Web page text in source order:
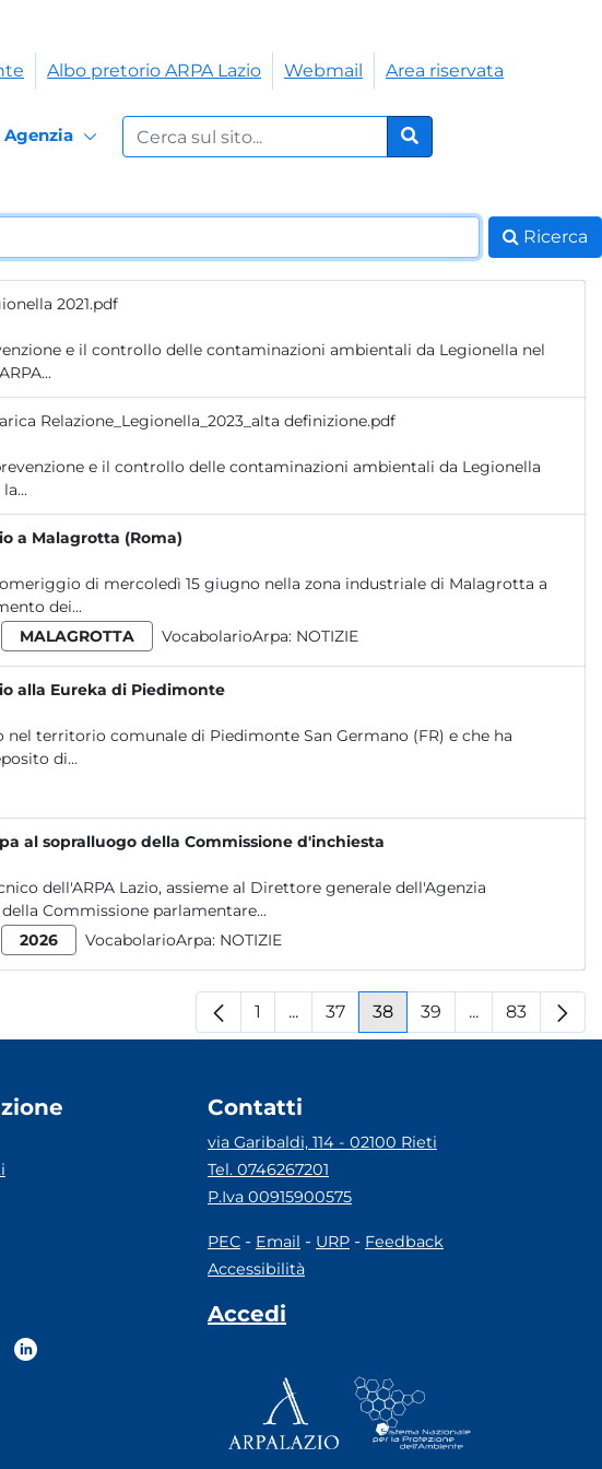
Albo pretorio ARPA Lazio Webmail Area riservata
Agenzia
Cerca nel sito:
Cerca
Ricerca
2021.pdf
Relazione_Legionella_2023_alta definizione.pdf
dell’ARPA Lazio per la...
a Malagrotta (Roma)
di mercoledì 15 giugno nella zona industriale di Malagrotta a
dei...
MALAGROTTA VocabolarioArpa: NOTIZIE
alla Eureka di Piedimonte
nel territorio comunale di Piedimonte San Germano (FR) e che ha
di...
al sopralluogo della Commissione d'inchiesta
dell'ARPA Lazio, assieme al Direttore generale dell'Agenzia
Commissione parlamentare...
2026 VocabolarioArpa: NOTIZIE
Pagina
1 ...Pagine intermedie
Pagina
37 Pagina
38 Pagina
39 ...PaginePagina
83
Contatti
via Garibaldi, 114 - 02100 Rieti
Tel. 0746267201
P.Iva 00915900575
PEC - Email - URP - Feedback
Accessibilità
Accedi